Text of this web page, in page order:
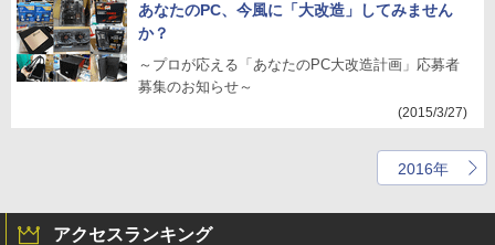
あなたのPC、今風に「大改造」してみません
か？
～プロが応える「あなたのPC大改造計画」応募者
募集のお知らせ～
(2015/3/27)
2016年
アクセスランキング